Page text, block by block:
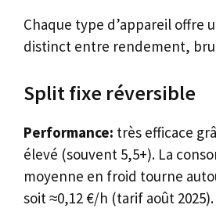
Chaque type d’appareil offre
distinct entre rendement,
Split fixe réversible
Performance: très efficace
élevé (souvent 5,5+). La
moyenne en froid tourne
soit ≈0,12 €/h (tarif août 2025).